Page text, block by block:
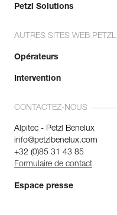
Petzl Solutions
AUTRES SITES WEB PETZL
Opérateurs
Intervention
CONTACTEZ-NOUS
Alpitec - Petzl Benelux
info@petzlbenelux.com
+32 (0)85 31 43 85
Formulaire de contact
Espace presse